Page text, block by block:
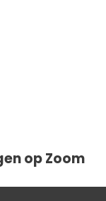
op Zoom